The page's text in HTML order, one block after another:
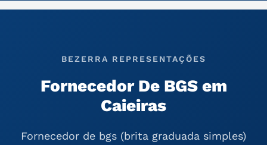
BEZERRA REPRESENTAÇÕES
Fornecedor De BGS em
Caieiras
Fornecedor de bgs (brita graduada simples)